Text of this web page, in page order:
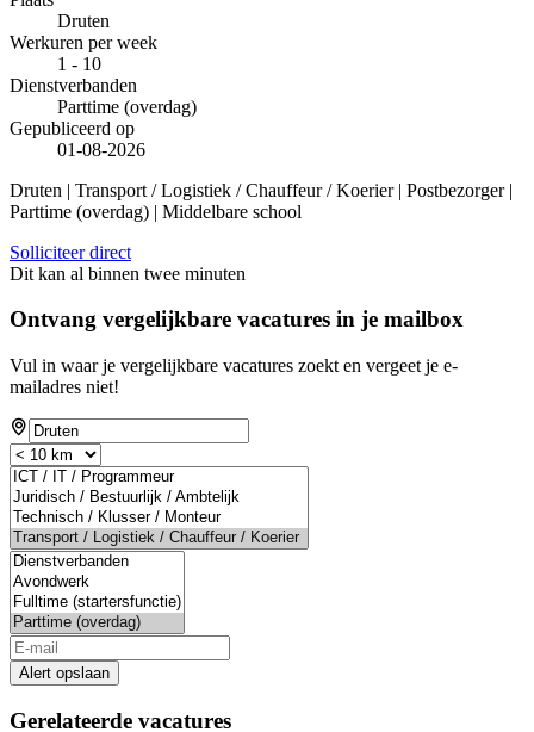
Druten
Werkuren per week
1 - 10
Dienstverbanden
Parttime (overdag)
Gepubliceerd op
01-08-2026
Druten | Transport / Logistiek / Chauffeur / Koerier | Postbezorger |
Parttime (overdag) | Middelbare school
Solliciteer direct
Dit kan al binnen twee minuten
Ontvang vergelijkbare vacatures in je mailbox
Vul in waar je vergelijkbare vacatures zoekt en vergeet je e-
mailadres niet!
Alert opslaan
Gerelateerde vacatures